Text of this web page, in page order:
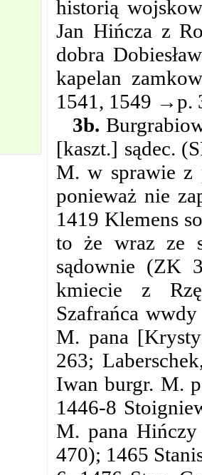
historią
Jan Hińcza z
dobra
kapelan
1541, 1549 →p.
3b.
[kaszt.] sądec.
M. w sprawie z
ponieważ nie
1419 Klemens
to że wraz ze
sądownie (ZK
kmiecie z
Szafrańca
M. pana
263;
Iwan burgr. M.
1446-8
M. pana
470); 1465